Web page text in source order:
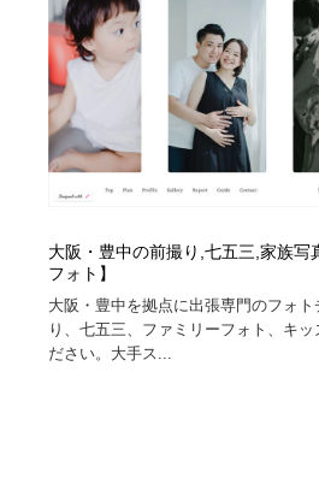
大阪・豊中の前撮り,七五三,家族写
フォト】
大阪・豊中を拠点に出張専門のフォ
り、七五三、ファミリーフォト、キッ
ださい。大手ス...